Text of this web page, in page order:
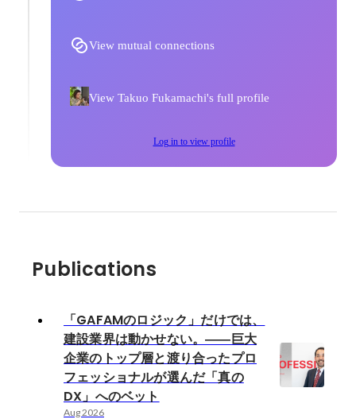
View mutual connections
View Takuo Fukamachi's full profile
Log in to view profile
Publications
「GAFAMのロジック」だけでは、
建設業界は動かせない。――巨大
企業のトップ層と渡り合ったプロ
フェッショナルが選んだ「真の
DX」へのベット
Aug 2026